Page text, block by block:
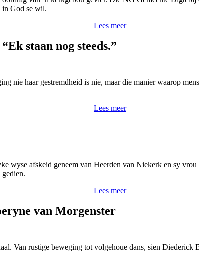
in God se wil.
Lees meer
staan nog steeds.”
nie haar gestremdheid is nie, maar die manier waarop
Lees meer
wyse afskeid geneem van Heerden van Niekerk en sy
gedien.
Lees meer
van Morgenster
Van rustige beweging tot volgehoue dans, sien Diederick